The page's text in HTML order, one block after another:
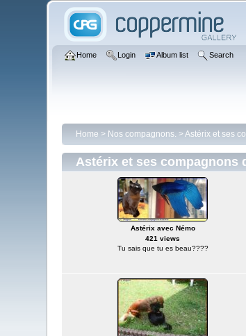
Home Login Album list Search
Home > Nos compagnons. >Astérix et ses
Astérix et ses compagnons
Astérix avec Némo
421 views
Tu sais que tu es beau????